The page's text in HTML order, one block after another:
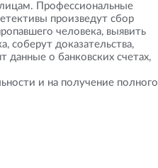
Профессиональные
произведут сбор
человека, выявить
доказательства,
данные о банковских счетах,
и на получение полного